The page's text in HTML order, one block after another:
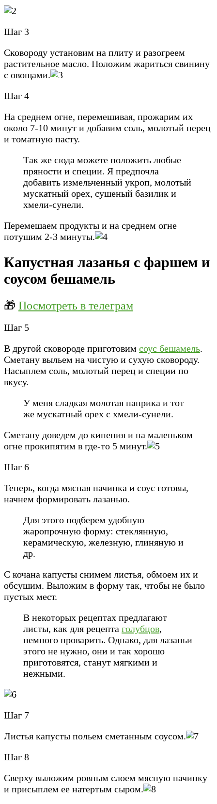
Шаг 3
Сковороду установим на плиту и разогреем
растительное масло. Положим жариться свинину
с овощами.
Шаг 4
На среднем огне, перемешивая, прожарим их
около 7-10 минут и добавим соль, молотый перец
и томатную пасту.
Так же сюда можете положить любые
пряности и специи. Я предпочла
добавить измельченный укроп, молотый
мускатный орех, сушеный базилик и
хмели-сунели.
Перемешаем продукты и на среднем огне
потушим 2-3 минуты.
Капустная лазанья с фаршем и
соусом бешамель
🎁 Посмотреть в телеграм
Шаг 5
В другой сковороде приготовим соус бешамель.
Сметану выльем на чистую и сухую сковороду.
Насыплем соль, молотый перец и специи по
вкусу.
У меня сладкая молотая паприка и тот
же мускатный орех с хмели-сунели.
Сметану доведем до кипения и на маленьком
огне прокипятим в где-то 5 минут.
Шаг 6
Теперь, когда мясная начинка и соус готовы,
начнем формировать лазанью.
Для этого подберем удобную
жаропрочную форму: стеклянную,
керамическую, железную, глиняную и
др.
С кочана капусты снимем листья, обмоем их и
обсушим. Выложим в форму так, чтобы не было
пустых мест.
В некоторых рецептах предлагают
листы, как для рецепта голубцов,
немного проварить. Однако, для лазаньи
этого не нужно, они и так хорошо
приготовятся, станут мягкими и
нежными.
Шаг 7
Листья капусты польем сметанным соусом.
Шаг 8
Сверху выложим ровным слоем мясную начинку
и присыплем ее натертым сыром.